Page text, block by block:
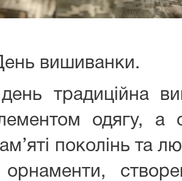
вишиванки.
традиційна
одягу, а
поколінь та
орнаменти,